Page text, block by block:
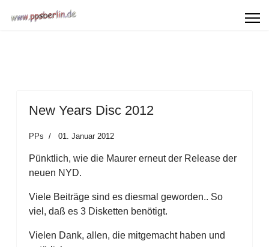
New Years Disc 2012
PPs 01. Januar 2012
Pünktlich, wie die Maurer erneut der Release der
neuen NYD.
Viele Beiträge sind es diesmal geworden.. So
viel, daß es 3 Disketten benötigt.
Vielen Dank, allen, die mitgemacht haben und